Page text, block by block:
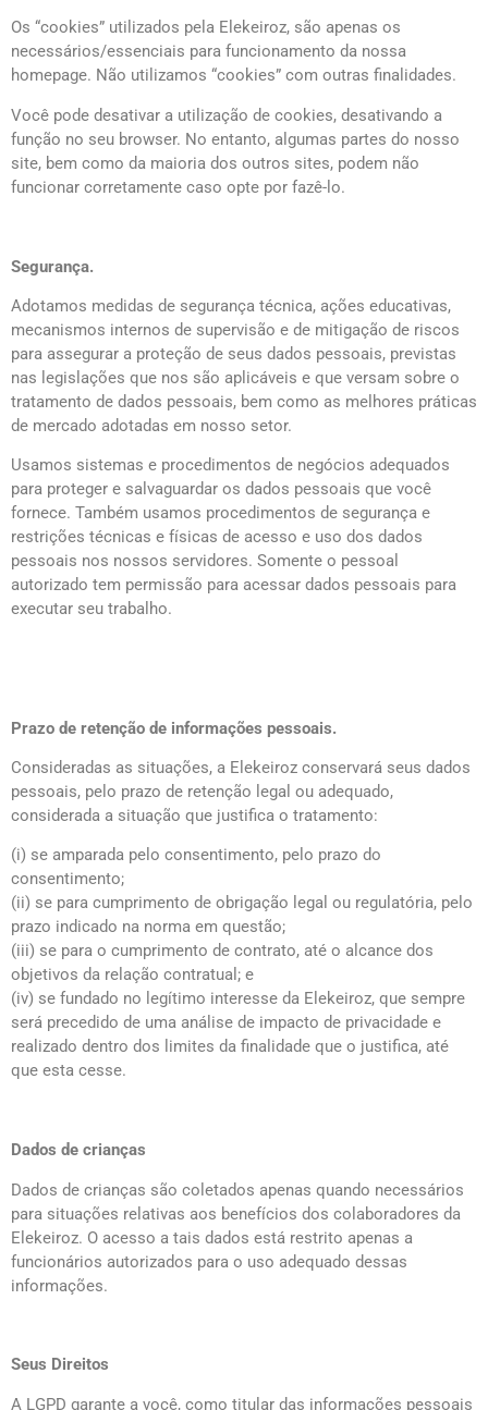
Os “cookies” utilizados pela Elekeiroz, são apenas os
necessários/essenciais para funcionamento da nossa
homepage. Não utilizamos “cookies” com outras finalidades.
Você pode desativar a utilização de cookies, desativando a
função no seu browser. No entanto, algumas partes do nosso
site, bem como da maioria dos outros sites, podem não
funcionar corretamente caso opte por fazê-lo.
Segurança.
Adotamos medidas de segurança técnica, ações educativas,
mecanismos internos de supervisão e de mitigação de riscos
para assegurar a proteção de seus dados pessoais, previstas
nas legislações que nos são aplicáveis e que versam sobre o
tratamento de dados pessoais, bem como as melhores práticas
de mercado adotadas em nosso setor.
Usamos sistemas e procedimentos de negócios adequados
para proteger e salvaguardar os dados pessoais que você
fornece. Também usamos procedimentos de segurança e
restrições técnicas e físicas de acesso e uso dos dados
pessoais nos nossos servidores. Somente o pessoal
autorizado tem permissão para acessar dados pessoais para
executar seu trabalho.
Prazo de retenção de informações pessoais.
Consideradas as situações, a Elekeiroz conservará seus dados
pessoais, pelo prazo de retenção legal ou adequado,
considerada a situação que justifica o tratamento:
(i) se amparada pelo consentimento, pelo prazo do
consentimento;
(ii) se para cumprimento de obrigação legal ou regulatória, pelo
prazo indicado na norma em questão;
(iii) se para o cumprimento de contrato, até o alcance dos
objetivos da relação contratual; e
(iv) se fundado no legítimo interesse da Elekeiroz, que sempre
será precedido de uma análise de impacto de privacidade e
realizado dentro dos limites da finalidade que o justifica, até
que esta cesse.
Dados de crianças
Dados de crianças são coletados apenas quando necessários
para situações relativas aos benefícios dos colaboradores da
Elekeiroz. O acesso a tais dados está restrito apenas a
funcionários autorizados para o uso adequado dessas
informações.
Seus Direitos
A LGPD garante a você, como titular das informações pessoais